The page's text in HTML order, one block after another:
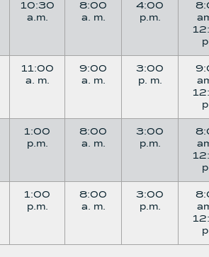
10:30
a.m.
8:00
a. m.
4:00
p.m.
11:00
a. m.
9:00
a. m.
3:00
p. m.
1:00
p.m.
8:00
a. m.
3:00
p.m.
1:00
p.m.
8:00
a. m.
3:00
p.m.